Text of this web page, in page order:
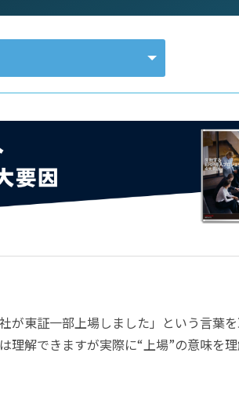
管理
ース
東証一部上場しました」という言葉
理解できますが実際に“上場”の意味を